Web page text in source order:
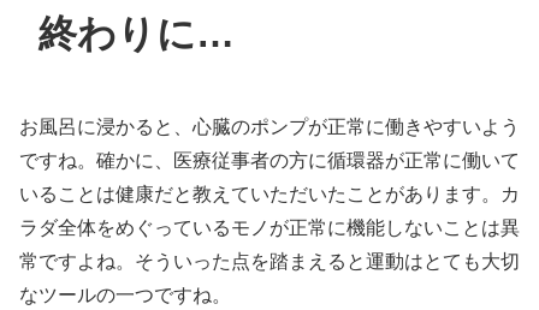
終わりに…
お風呂に浸かると、心臓のポンプが正常に働きやすいよう
ですね。確かに、医療従事者の方に循環器が正常に働いて
いることは健康だと教えていただいたことがあります。カ
ラダ全体をめぐっているモノが正常に機能しないことは異
常ですよね。そういった点を踏まえると運動はとても大切
なツールの一つですね。